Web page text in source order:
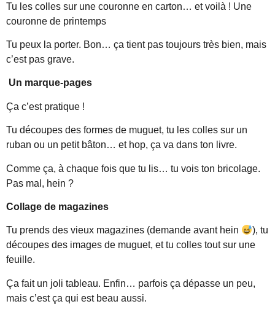
Tu les colles sur une couronne en carton… et voilà ! Une
couronne de printemps
Tu peux la porter. Bon… ça tient pas toujours très bien, mais
c’est pas grave.
Un marque-pages
Ça c’est pratique !
Tu découpes des formes de muguet, tu les colles sur un
ruban ou un petit bâton… et hop, ça va dans ton livre.
Comme ça, à chaque fois que tu lis… tu vois ton bricolage.
Pas mal, hein ?
Collage de magazines
Tu prends des vieux magazines (demande avant hein
), tu
découpes des images de muguet, et tu colles tout sur une
feuille.
Ça fait un joli tableau. Enfin… parfois ça dépasse un peu,
mais c’est ça qui est beau aussi.